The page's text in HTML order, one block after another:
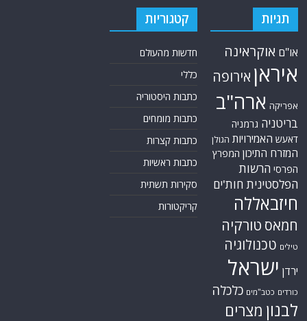
תגיות
או"ם אוקראינה
איראן אירופה
אפריקה ארה"ב
בריטניה גרמניה
דאעש האמירויות הגולן
המזרח התיכון המפרץ
הפרסי הרשות
הפלסטינית חות'ים
חיזבאללה
חמאס טורקיה
טילים טכנולוגיה
ירדן ישראל
כורדים כטב"מים כלכלה
לבנון מצרים
קטגוריות
חדשות מהעולם
כללי
כתבות היסטוריה
כתבות מומחים
כתבות קצרות
כתבות ראשיות
סקירות תשתית
קריקטורות